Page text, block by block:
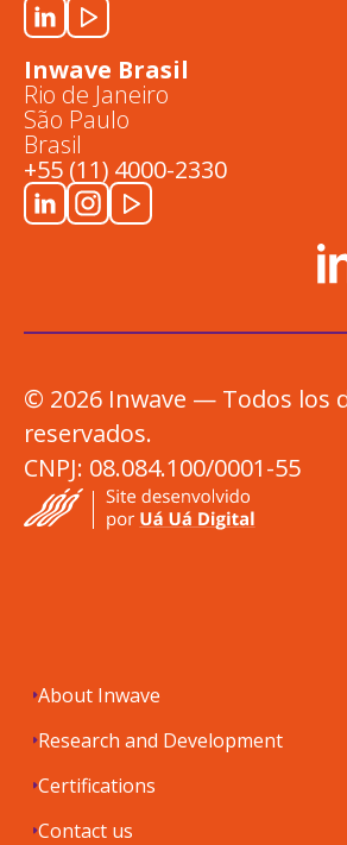
Inwave Brasil
Rio de Janeiro
São Paulo
Brasil
+55 (11) 4000-2330
© 2026 Inwave — Todos los
reservados.
CNPJ: 08.084.100/0001-55
About Inwave
Research and Development
Certifications
Contact us